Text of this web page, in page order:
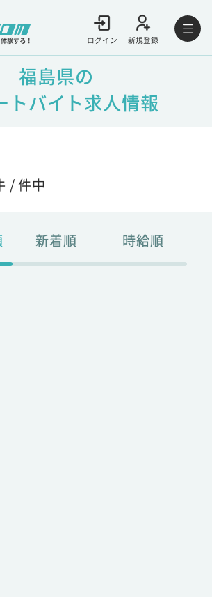
験する！ ログイン 新規登録
福島県の
トバイト求人情報
/件中
新着順 時給順